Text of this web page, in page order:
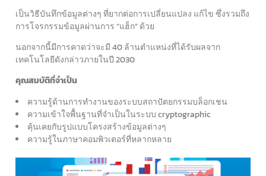
เป็นวิธีบันทึกข้อมูลต่างๆ ที่ยากต่อการเปลี่ยนแปลง แก้ไข ซึ่งรวมถึง
การโจรกรรมข้อมูลผ่านการ “แฮ็ก” ด้วย
นอกจากนี้มีการคาดว่าจะมี 40 ล้านตำแหน่งที่ได้รับผลจาก
เทคโนโลยีดังกล่าวภายในปี 2030
คุณสมบัติที่จำเป็น
ความรู้ด้านการทำงานของระบบสถาปัตยกรรมบล็อกเชน
ความเข้าใจพื้นฐานที่จำเป็นในระบบ cryptographic
คุ้นเคยกับรูปแบบโครงสร้างข้อมูลต่างๆ
ความรู้ในภาษาคอมพิวเตอร์ที่หลากหลาย